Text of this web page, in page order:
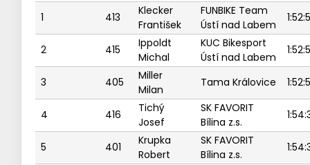
1 413
Klecker
František
FUNBIKE Team
Ústí nad Labem
2 415
Ippoldt
Michal
KUC Bikesport
Ústí nad Labem
3 405
Miller
Milan
Tama Královice
4 416
Tichý
Josef
SK FAVORIT
Bílina z.s.
5 401
Krupka
Robert
SK FAVORIT
Bílina z.s.